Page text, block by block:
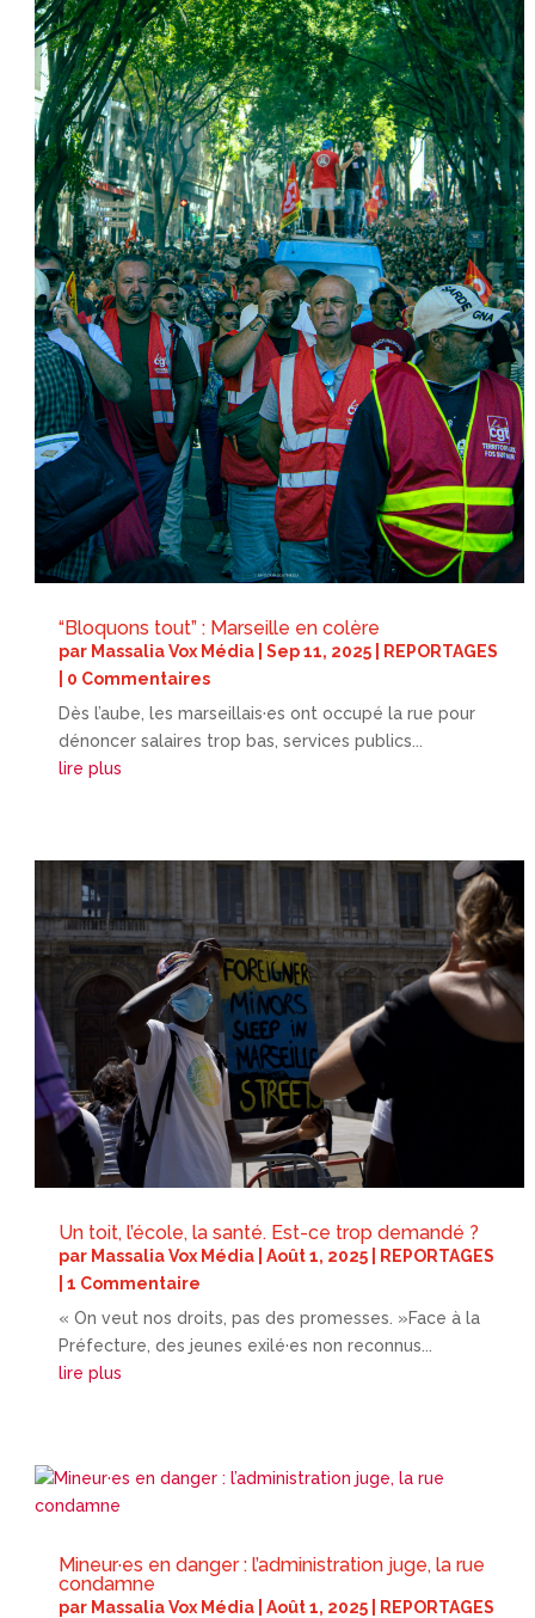
“Bloquons tout” : Marseille en colère
par Massalia Vox Média Sep 11, 2025
REPORTAGES
| 0 Commentaires
Dès l’aube, les marseillais·es ont occupé la rue pour
dénoncer salaires trop bas, services publics...
lire plus
Un toit, l’école, la santé. Est-ce trop demandé ?
par Massalia Vox Média Août 1, 2025
REPORTAGES
| 1 Commentaire
« On veut nos droits, pas des promesses. »Face à la
Préfecture, des jeunes exilé·es non reconnus...
lire plus
Mineur·es en danger : l’administration juge, la rue
condamne
par Massalia Vox Média Août 1, 2025
REPORTAGES